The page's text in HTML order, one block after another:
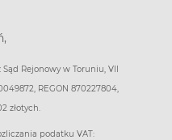
Rejonowy w Toruniu, VII
REGON 870227804,
złotych.
podatku VAT: